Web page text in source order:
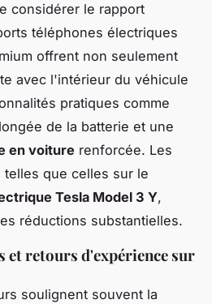
considérer le rapport
téléphones électriques
offrent non seulement
avec l'intérieur du véhicule
pratiques comme
de la batterie et une
en voiture renforcée. Les
que celles sur le
Tesla Model 3 Y,
réductions substantielles.
et retours d'expérience sur
soulignent souvent la